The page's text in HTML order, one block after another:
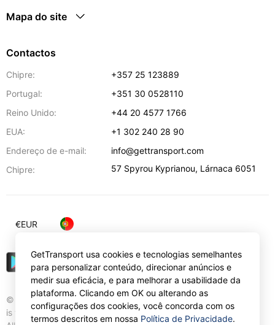
Mapa do site
Contactos
Chipre:
+357 25 123889
Portugal:
+351 30 0528110
Reino Unido:
+44 20 4577 1766
EUA:
+1 302 240 28 90
Endereço de e-mail:
info@gettransport.com
Chipre:
57 Spyrou Kyprianou, Lárnaca 6051
© Gettransport International Limited. GetTransport®
is trademark of Gettransport International Limited.
€EUR
GetTransport usa cookies e tecnologias semelhantes
para personalizar conteúdo, direcionar anúncios e
medir sua eficácia, e para melhorar a usabilidade da
plataforma. Clicando em OK ou alterando as
configurações dos cookies, você concorda com os
termos descritos em nossa Política de Privacidade.